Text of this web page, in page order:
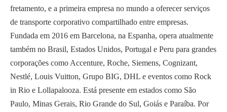
fretamento, e a primeira empresa no mundo a oferecer serviços
de transporte corporativo compartilhado entre empresas.
Fundada em 2016 em Barcelona, na Espanha, opera atualmente
também no Brasil, Estados Unidos, Portugal e Peru para grandes
corporações como Accenture, Roche, Siemens, Cognizant,
Nestlé, Louis Vuitton, Grupo BIG, DHL e eventos como Rock
in Rio e Lollapalooza. Está presente em estados como São
Paulo, Minas Gerais, Rio Grande do Sul, Goiás e Paraíba. Por